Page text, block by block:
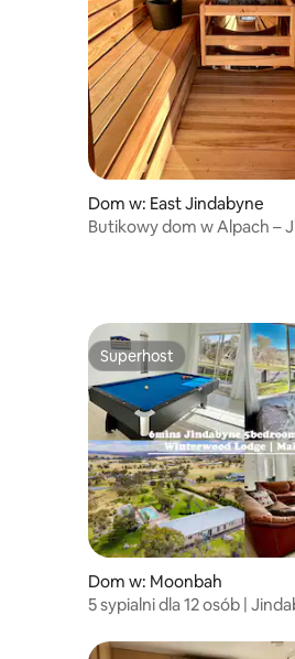
Dom w: East Jindabyne
Butikowy dom w Alpach –
Superhost
Superhost
Dom w: Moonbah
5 sypialni dla 12 osób |